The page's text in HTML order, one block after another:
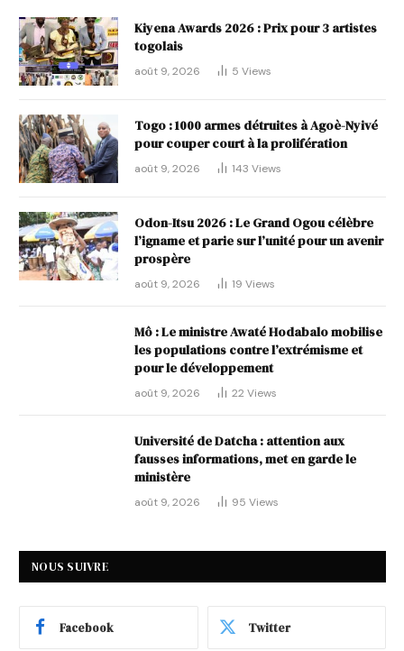
Kiyena Awards 2026 : Prix pour 3 artistes
togolais
août 9, 2026 5 Views
Togo : 1000 armes détruites à Agoè-Nyivé
pour couper court à la prolifération
août 9, 2026 143 Views
Odon-Itsu 2026 : Le Grand Ogou célèbre
l’igname et parie sur l’unité pour un avenir
prospère
août 9, 2026 19 Views
Mô : Le ministre Awaté Hodabalo mobilise
les populations contre l’extrémisme et
pour le développement
août 9, 2026 22 Views
Université de Datcha : attention aux
fausses informations, met en garde le
ministère
août 9, 2026 95 Views
NOUS SUIVRE
Facebook Twitter